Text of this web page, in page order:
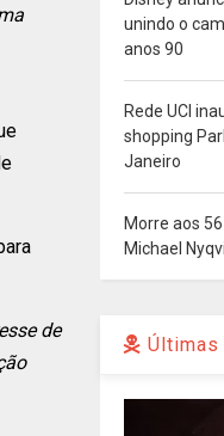
de
unindo o
anos 90
Rede UCI
shopping
Janeiro
Morre aos
Michael
Últimas